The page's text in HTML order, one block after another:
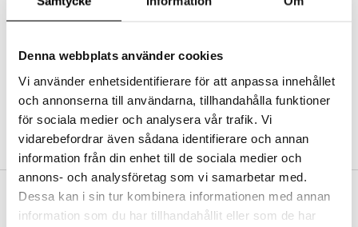
Denna webbplats använder cookies
Vi använder enhetsidentifierare för att anpassa innehållet
och annonserna till användarna, tillhandahålla funktioner
för sociala medier och analysera vår trafik. Vi
vidarebefordrar även sådana identifierare och annan
information från din enhet till de sociala medier och
annons- och analysföretag som vi samarbetar med.
Dessa kan i sin tur kombinera informationen med annan
information som du har tillhandahållit eller som de har
Tilauksen tila & historiikki
Kestotilaus
Arvostele tuotteita
Toivelistat
LUO ASIAKAS
ILMAINEN TOIMITUS YLI 50 €